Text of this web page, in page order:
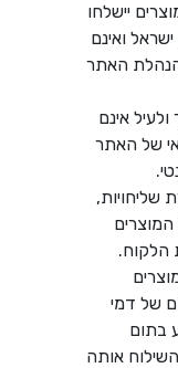
יישלחו
ואינם
הנהלת האתר
אינם
של האתר
שליחויות,
הלקוח.
של דמי
בתום
אותה